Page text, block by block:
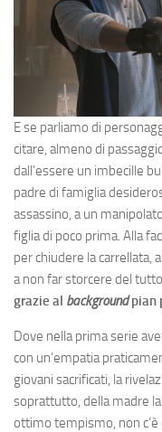
E se parliamo di
citare, almeno di
dall’essere un imbecille
padre di famiglia
assassino, a un
figlia di poco prima. Alla
per chiudere la carrellata,
a non far storcere del
grazie al backgroundpian
Dove nella prima serie
con un’empatia
giovani sacrificati, la
soprattutto, della madre
ottimo tempismo, non